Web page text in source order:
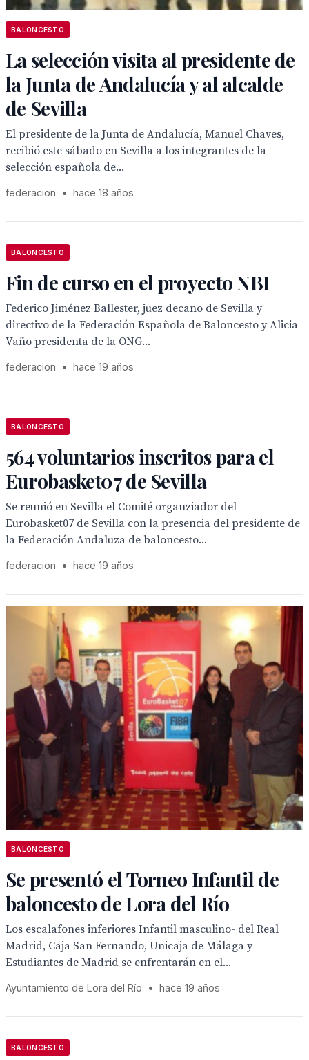
BALONCESTO
La selección visita al presidente de
la Junta de Andalucía y al alcalde
de Sevilla
El presidente de la Junta de Andalucía, Manuel Chaves,
recibió este sábado en Sevilla a los integrantes de la
selección española de...
federacion • hace 18 años
BALONCESTO
Fin de curso en el proyecto NBI
Federico Jiménez Ballester, juez decano de Sevilla y
directivo de la Federación Española de Baloncesto y Alicia
Vaño presidenta de la ONG...
federacion • hace 19 años
BALONCESTO
564 voluntarios inscritos para el
Eurobasket07 de Sevilla
Se reunió en Sevilla el Comité organziador del
Eurobasket07 de Sevilla con la presencia del presidente de
la Federación Andaluza de baloncesto...
federacion • hace 19 años
BALONCESTO
Se presentó el Torneo Infantil de
baloncesto de Lora del Río
Los escalafones inferiores Infantil masculino- del Real
Madrid, Caja San Fernando, Unicaja de Málaga y
Estudiantes de Madrid se enfrentarán en el...
Ayuntamiento de Lora del Río • hace 19 años
BALONCESTO